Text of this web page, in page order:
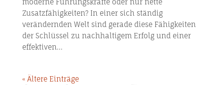
moderne Führungskräfte oder nur nette
Zusatzfähigkeiten? In einer sich ständig
verändernden Welt sind gerade diese Fähigkeiten
der Schlüssel zu nachhaltigem Erfolg und einer
effektiven...
« Ältere Einträge